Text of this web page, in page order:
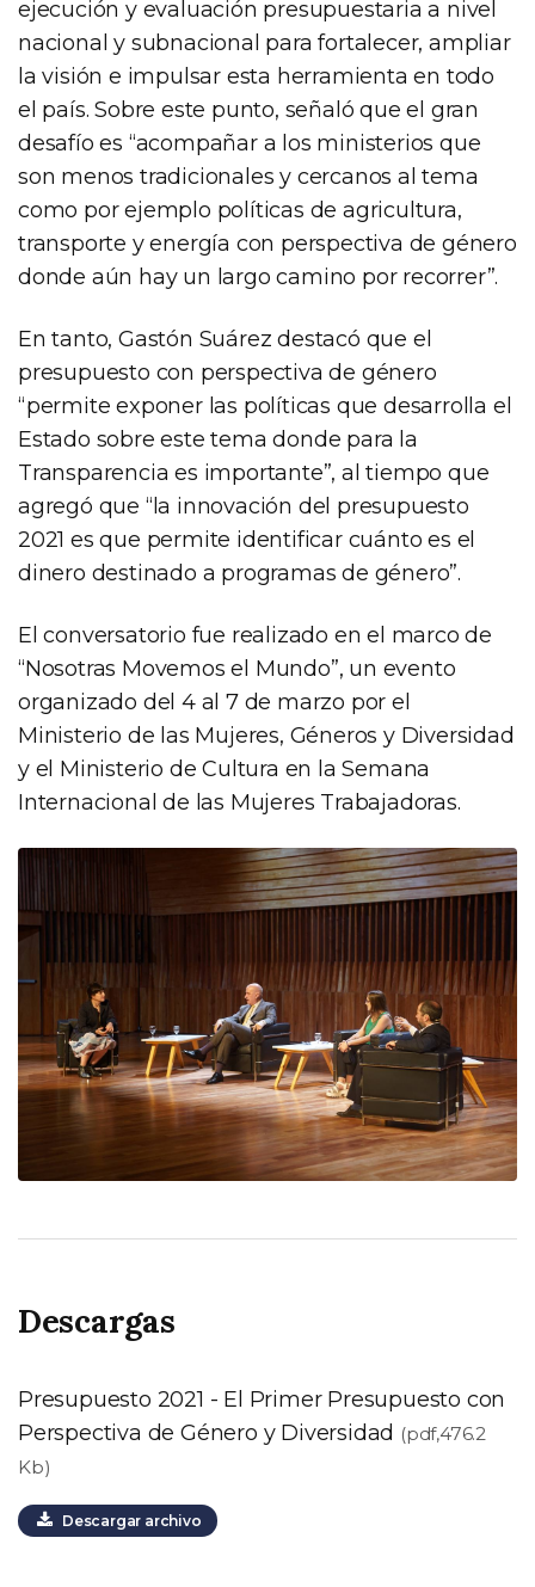
ejecución y evaluación presupuestaria a nivel
nacional y subnacional para fortalecer, ampliar
la visión e impulsar esta herramienta en todo
el país. Sobre este punto, señaló que el gran
desafío es “acompañar a los ministerios que
son menos tradicionales y cercanos al tema
como por ejemplo políticas de agricultura,
transporte y energía con perspectiva de género
donde aún hay un largo camino por recorrer”.
En tanto, Gastón Suárez destacó que el
presupuesto con perspectiva de género
“permite exponer las políticas que desarrolla el
Estado sobre este tema donde para la
Transparencia es importante”, al tiempo que
agregó que “la innovación del presupuesto
2021 es que permite identificar cuánto es el
dinero destinado a programas de género”.
El conversatorio fue realizado en el marco de
“Nosotras Movemos el Mundo”, un evento
organizado del 4 al 7 de marzo por el
Ministerio de las Mujeres, Géneros y Diversidad
y el Ministerio de Cultura en la Semana
Internacional de las Mujeres Trabajadoras.
Descargas
Presupuesto 2021 - El Primer Presupuesto con
Perspectiva de Género y Diversidad (pdf,476.2
Kb)
Descargar archivo